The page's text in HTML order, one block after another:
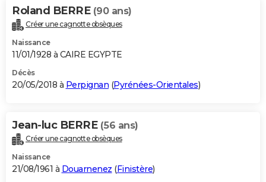
Roland BERRE (90 ans)
Créer une cagnotte obsèques
Naissance
11/01/1928 à CAIRE EGYPTE
Décès
20/05/2018 à Perpignan (Pyrénées-Orientales)
Jean-luc BERRE (56 ans)
Créer une cagnotte obsèques
Naissance
21/08/1961 à Douarnenez (Finistère)